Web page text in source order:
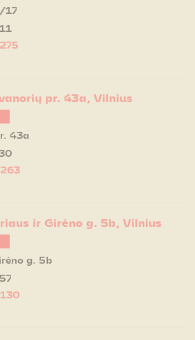
17
pr. 43a, Vilnius
43a
ir Girėno g. 5b, Vilnius
g. 5b